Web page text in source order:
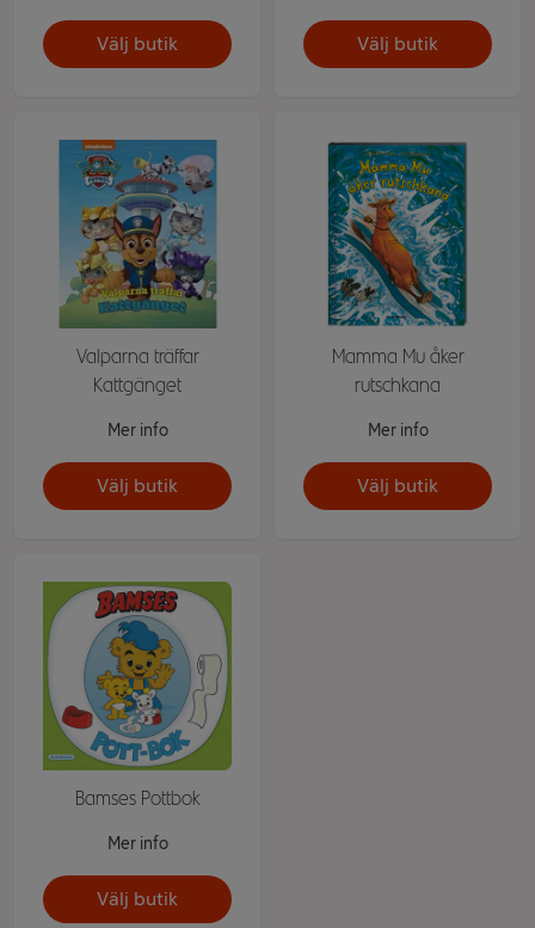
Välj butik Välj butik
Valparna träffar
Kattgänget
Mer info
Välj butik
Mamma Mu åker
rutschkana
Mer info
Välj butik
Bamses Pottbok
Mer info
Välj butik